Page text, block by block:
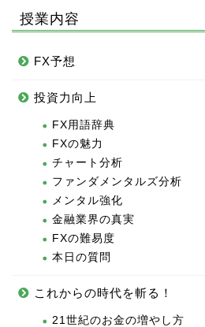
授業内容
FX予想
投資力向上
FX用語辞典
FXの魅力
チャート分析
ファンダメンタルズ分析
メンタル強化
金融業界の真実
FXの難易度
本日の質問
これからの時代を斬る！
21世紀のお金の増やし方